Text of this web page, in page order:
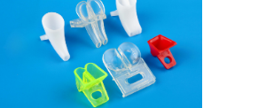
导纱喇叭